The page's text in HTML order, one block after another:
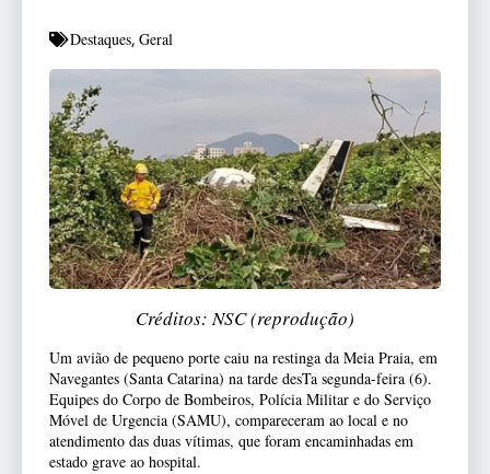
Destaques, Geral
Créditos: NSC (reprodução)
Um avião de pequeno porte caiu na restinga da Meia Praia, em
Navegantes (Santa Catarina) na tarde desTa segunda-feira (6).
Equipes do Corpo de Bombeiros, Polícia Militar e do Serviço
Móvel de Urgencia (SAMU), compareceram ao local e no
atendimento das duas vítimas, que foram encaminhadas em
estado grave ao hospital.